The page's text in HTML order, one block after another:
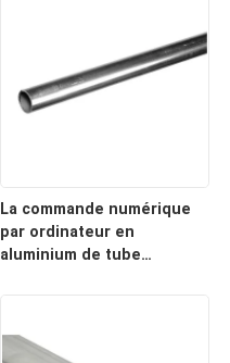
La commande numérique
par ordinateur en
aluminium de tube